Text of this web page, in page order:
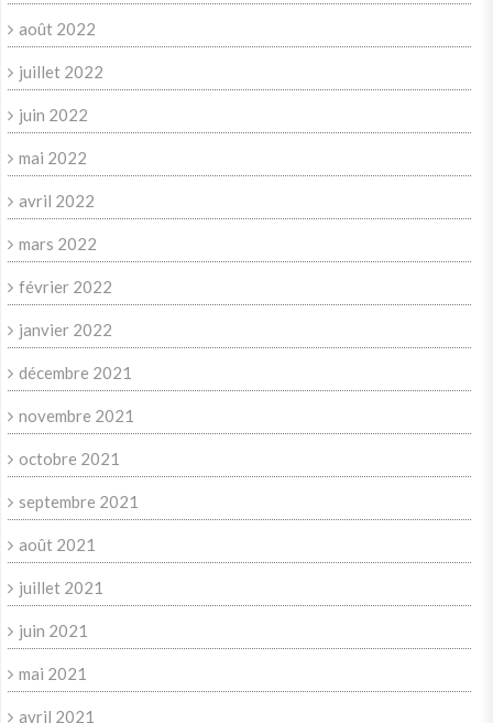
août 2022
juillet 2022
juin 2022
mai 2022
avril 2022
mars 2022
février 2022
janvier 2022
décembre 2021
novembre 2021
octobre 2021
septembre 2021
août 2021
juillet 2021
juin 2021
mai 2021
avril 2021